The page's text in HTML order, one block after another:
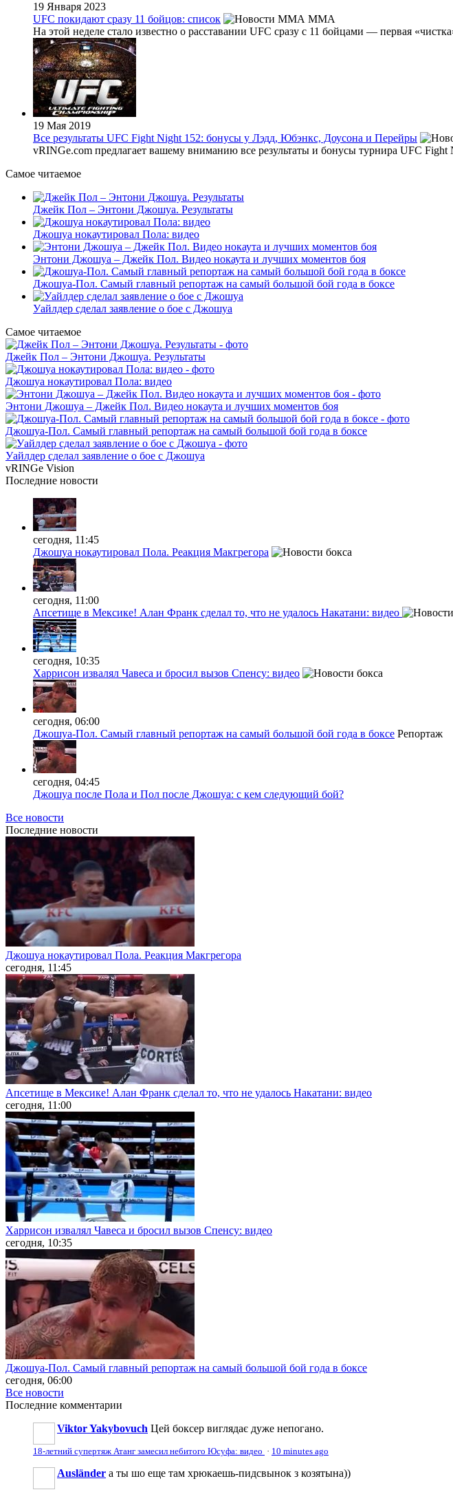
19 Января 2023
UFC покидают сразу 11 бойцов: список
MMA
На этой неделе стало известно о расставании UFC сразу с 11 бойцами — первая
19 Мая 2019
Все результаты UFC Fight Night 152: бонусы у Лэдд, Юбэнкс, Доусона и Перейры
vRINGe.com предлагает вашему вниманию все результаты и бонусы турнира UFC
Самое читаемое
Джейк Пол – Энтони Джошуа. Результаты
Джошуа нокаутировал Пола: видео
Энтони Джошуа – Джейк Пол. Видео нокаута и лучших моментов боя
Джошуа-Пол. Самый главный репортаж на самый большой бой года в боксе
Уайлдер сделал заявление о бое с Джошуа
Самое читаемое
Джейк Пол – Энтони Джошуа. Результаты
Джошуа нокаутировал Пола: видео
Энтони Джошуа – Джейк Пол. Видео нокаута и лучших моментов боя
Джошуа-Пол. Самый главный репортаж на самый большой бой года в боксе
Уайлдер сделал заявление о бое с Джошуа
vRINGe Vision
Последние новости
сегодня, 11:45
Джошуа нокаутировал Пола. Реакция Макгрегора
сегодня, 11:00
Апсетище в Мексике! Алан Франк сделал то, что не удалось Накатани: видео
сегодня, 10:35
Харрисон извалял Чавеса и бросил вызов Спенсу: видео
сегодня, 06:00
Джошуа-Пол. Самый главный репортаж на самый большой бой года в боксе Репортаж
сегодня, 04:45
Джошуа после Пола и Пол после Джошуа: с кем следующий бой?
Все новости
Последние новости
Джошуа нокаутировал Пола. Реакция Макгрегора
сегодня, 11:45
Апсетище в Мексике! Алан Франк сделал то, что не удалось Накатани: видео
сегодня, 11:00
Харрисон извалял Чавеса и бросил вызов Спенсу: видео
сегодня, 10:35
Джошуа-Пол. Самый главный репортаж на самый большой бой года в боксе
сегодня, 06:00
Все новости
Последние комментарии
Viktor Yakybovuch Цей боксер виглядає дуже непогано.
18-летний супертяж Атанг замесил небитого Юсуфа: видео · 10 minutes ago
Ausländer а ты шо еще там хрюкаешь-пидсвынок з козятына))